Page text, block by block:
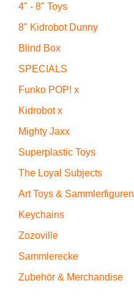
4" - 8" Toys
8" Kidrobot Dunny
Blind Box
SPECIALS
Funko POP! x
Kidrobot x
Mighty Jaxx
Superplastic Toys
The Loyal Subjects
Art Toys & Sammlerfiguren
Keychains
Zozoville
Sammlerecke
Zubehör & Merchandise